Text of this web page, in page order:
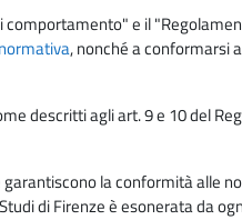
e il
, nonché a conformarsi
descritti agli art. 9 e 10 del
la conformità alle
di Firenze è esonerata da